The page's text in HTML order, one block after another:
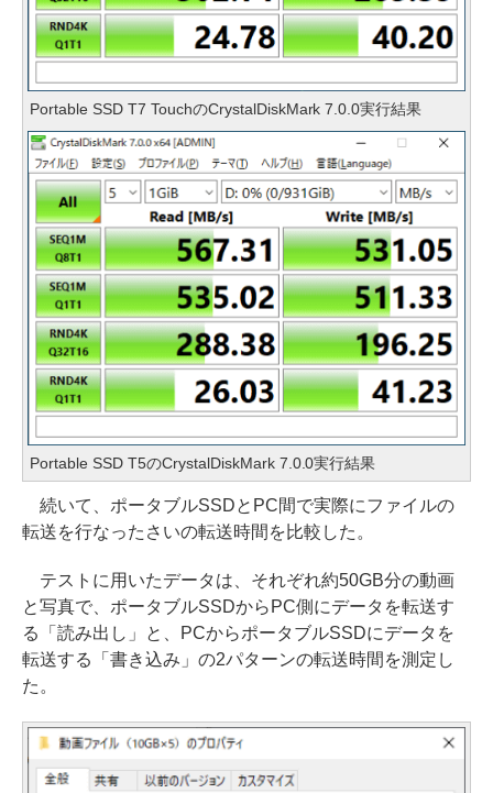
Portable SSD T7 TouchのCrystalDiskMark 7.0.0実行結果
Portable SSD T5のCrystalDiskMark 7.0.0実行結果
続いて、ポータブルSSDとPC間で実際にファイルの
転送を行なったさいの転送時間を比較した。
テストに用いたデータは、それぞれ約50GB分の動画
と写真で、ポータブルSSDからPC側にデータを転送す
る「読み出し」と、PCからポータブルSSDにデータを
転送する「書き込み」の2パターンの転送時間を測定し
た。